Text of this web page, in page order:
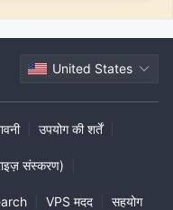
United States
उपयोग की शर्तें
संस्करण)
VPS मदद सहयोग